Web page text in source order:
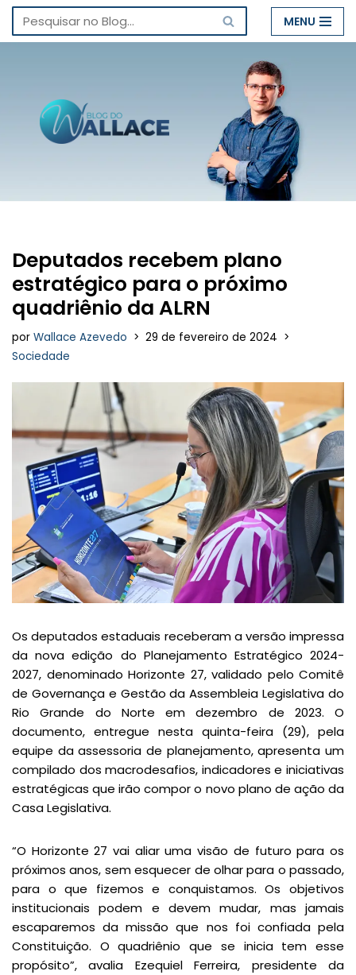
Pular
conteúdo
MENU
Deputados recebem plano
estratégico para o próximo
quadriênio da ALRN
por Wallace Azevedo
29 de fevereiro de 2024
Sociedade
Os deputados estaduais receberam a versão impressa
da nova edição do Planejamento Estratégico 2024-
2027, denominado Horizonte 27, validado pelo Comitê
de Governança e Gestão da Assembleia Legislativa do
Rio Grande do Norte em dezembro de 2023. O
documento, entregue nesta quinta-feira (29), pela
equipe da assessoria de planejamento, apresenta um
compilado dos macrodesafios, indicadores e iniciativas
estratégicas que irão compor o novo plano de ação da
Casa Legislativa.
“O Horizonte 27 vai aliar uma visão de futuro para os
próximos anos, sem esquecer de olhar para o passado,
para o que fizemos e conquistamos. Os objetivos
institucionais podem e devem mudar, mas jamais
escaparemos da missão que nos foi confiada pela
Constituição. O quadriênio que se inicia tem esse
propósito”, avalia Ezequiel Ferreira, presidente da